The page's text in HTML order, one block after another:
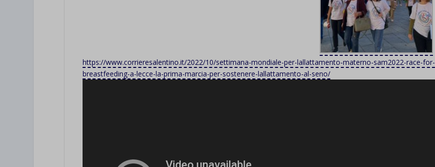
https://www.corrieresalentino.it/2022/10/settimana-mondiale-per-lallattamento-materno-sam2022-race-for-
breastfeeding-a-lecce-la-prima-marcia-per-sostenere-lallattamento-al-seno/